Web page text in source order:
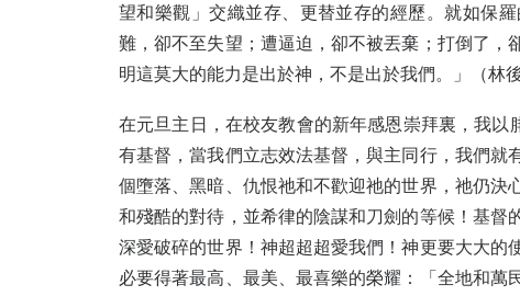
望和樂觀」交織並存、更替並存的經歷。就如保
難，卻不至失望；遭逼迫，卻不被丟棄；打倒了
明這莫大的能力是出於神，不是出於我們。」（林
在元旦主日，在校友教會的新年感恩崇拜裏，我
有基督，當我們立志效法基督，與主同行，我們
個墮落、黑暗、仇恨祂和不歡迎祂的世界，祂仍
和殘酷的對待，並希律的陰謀和刀劍的等候！基
深愛破碎的世界！神超超超愛我們！神更要大大
必要得著最高、最美、最喜樂的榮耀：「全地和